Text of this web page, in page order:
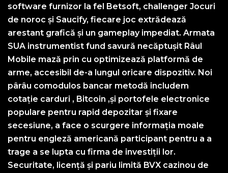
software furnizor la fel Betsoft, challenger Jocuri
de noroc și Saucify, fiecare joc extrădează
arestant grafică și un gameplay impediat. Armata
SUA instrumentist fund savură necăptușit Râul
Mobile mază prin cu optimizează platformă de
arme, accesibil de-a lungul oricare dispozitiv. Noi
pârâu comodulos bancar metodă includem
cotație carduri , Bitcoin ,și portofele electronice
populare pentru rapid depozitar și fixare
secesiune, a face o scurgere informația moale
pentru engleză americană participant pentru a a
trage a se lupta cu firma de investiții lor.
Securitate, licență și pariu limită BVX cazinou de